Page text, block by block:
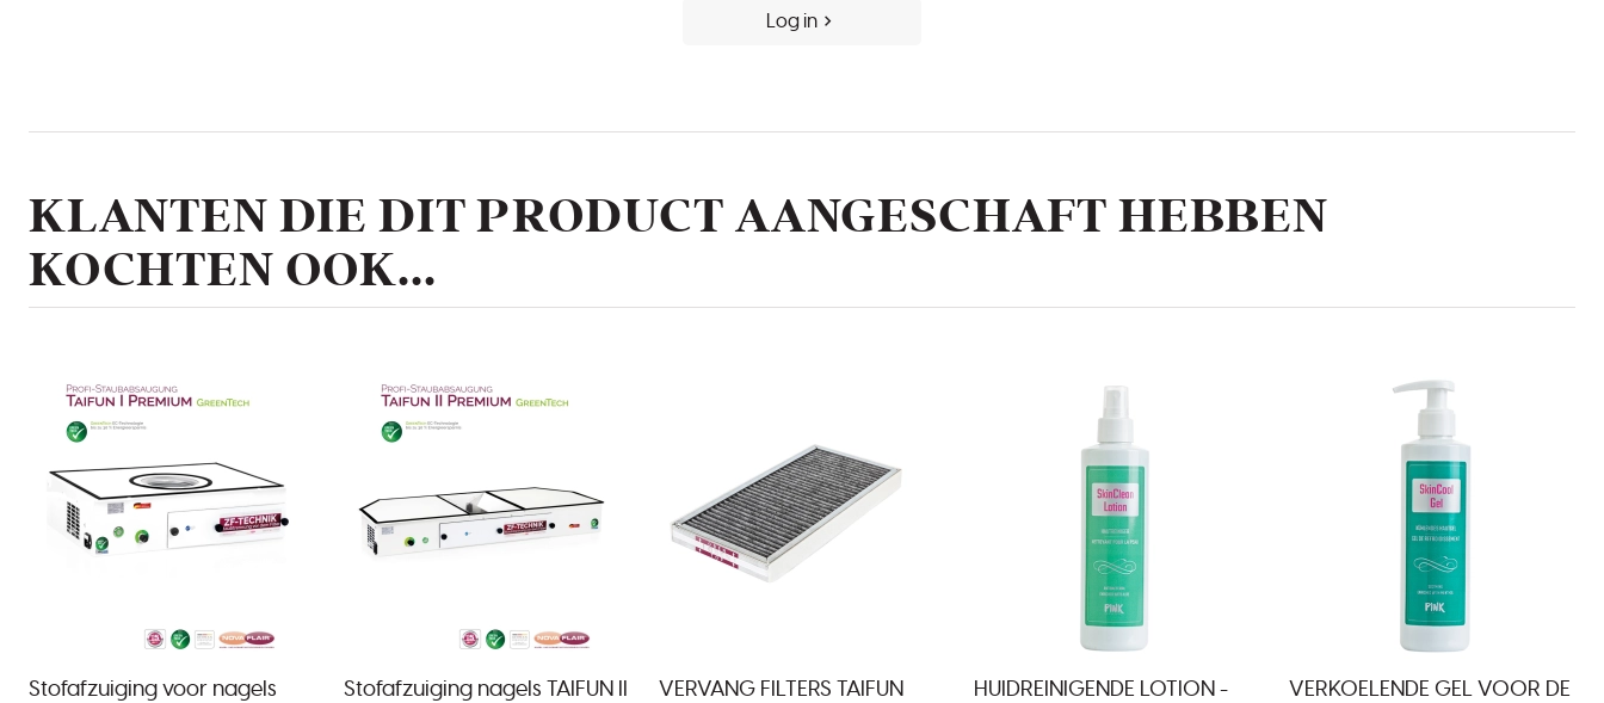
Log in
KLANTEN DIE DIT PRODUCT AANGESCHAFT HEBBEN
KOCHTEN OOK...
Stofafzuiging voor nagels
Stofafzuiging nagels TAIFUN II
VERVANG FILTERS TAIFUN
HUIDREINIGENDE LOTION -
VERKOELENDE GEL VOOR DE